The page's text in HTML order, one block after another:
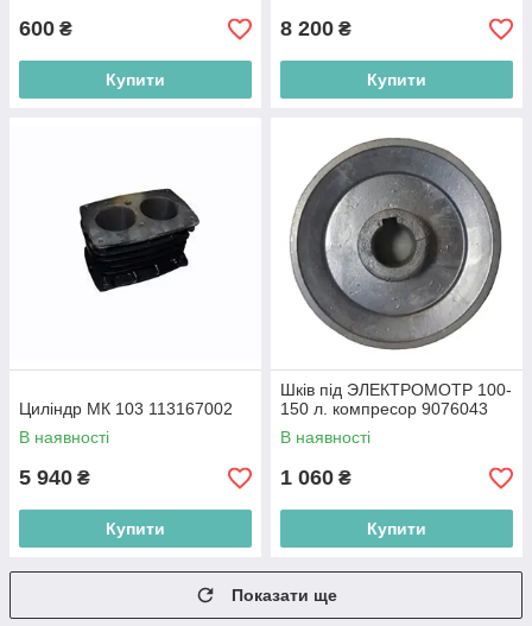
600 ₴
Купити
8 200 ₴
Купити
Циліндр МК 103 113167002
В наявності
5 940 ₴
Купити
Шків під ЭЛЕКТРОМОТР 100-
150 л. компресор 9076043
В наявності
1 060 ₴
Купити
Показати ще